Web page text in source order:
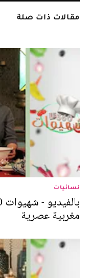
مقالات ذات صلة
نسائيات
مغربية عصرية